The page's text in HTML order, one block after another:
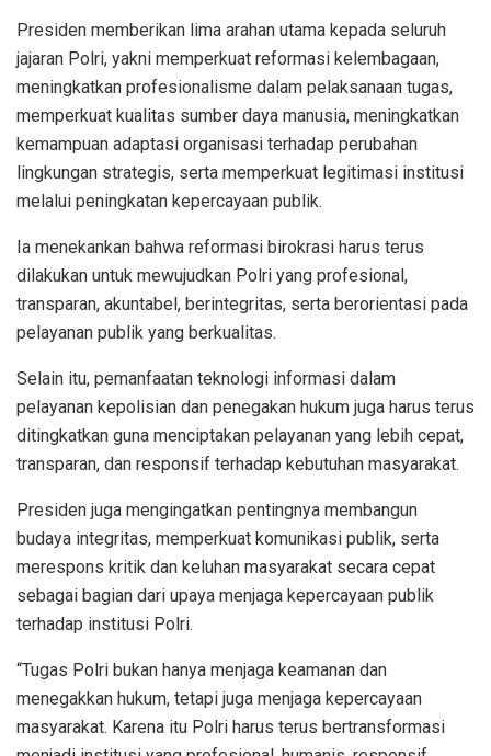
Presiden memberikan lima arahan utama kepada seluruh
jajaran Polri, yakni memperkuat reformasi kelembagaan,
meningkatkan profesionalisme dalam pelaksanaan tugas,
memperkuat kualitas sumber daya manusia, meningkatkan
kemampuan adaptasi organisasi terhadap perubahan
lingkungan strategis, serta memperkuat legitimasi institusi
melalui peningkatan kepercayaan publik.
Ia menekankan bahwa reformasi birokrasi harus terus
dilakukan untuk mewujudkan Polri yang profesional,
transparan, akuntabel, berintegritas, serta berorientasi pada
pelayanan publik yang berkualitas.
Selain itu, pemanfaatan teknologi informasi dalam
pelayanan kepolisian dan penegakan hukum juga harus terus
ditingkatkan guna menciptakan pelayanan yang lebih cepat,
transparan, dan responsif terhadap kebutuhan masyarakat.
Presiden juga mengingatkan pentingnya membangun
budaya integritas, memperkuat komunikasi publik, serta
merespons kritik dan keluhan masyarakat secara cepat
sebagai bagian dari upaya menjaga kepercayaan publik
terhadap institusi Polri.
“Tugas Polri bukan hanya menjaga keamanan dan
menegakkan hukum, tetapi juga menjaga kepercayaan
masyarakat. Karena itu Polri harus terus bertransformasi